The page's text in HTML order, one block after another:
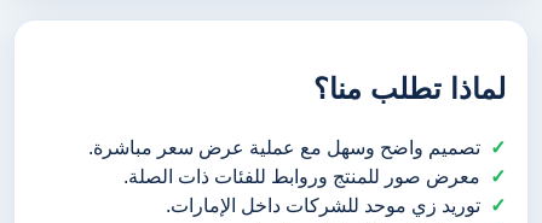
لماذا تطلب منا؟
تصميم واضح وسهل مع عملية عرض سعر مباشرة.
معرض صور للمنتج وروابط للفئات ذات الصلة.
توريد زي موحد للشركات داخل الإمارات.